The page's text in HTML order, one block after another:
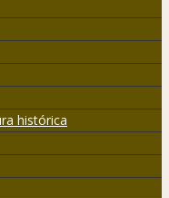
histórica